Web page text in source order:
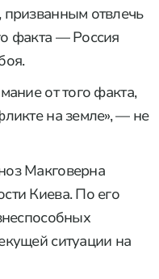
призванным отвлечь
факта — Россия
от того факта,
на земле», — не
Макговерна
Киева. По его
ситуации на